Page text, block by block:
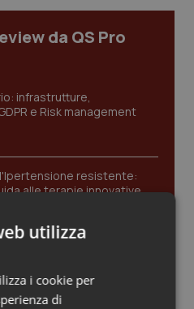
di Bolzano
da QS Pro
infrastrutture,
e Risk management
resistente:
alle terapie innovative
2026: nuovi
utilizza
i cookie per
di